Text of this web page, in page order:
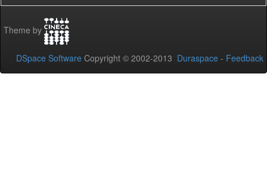
Theme by
DSpace Software Copyright © 2002-2013 Duraspace - Feedback